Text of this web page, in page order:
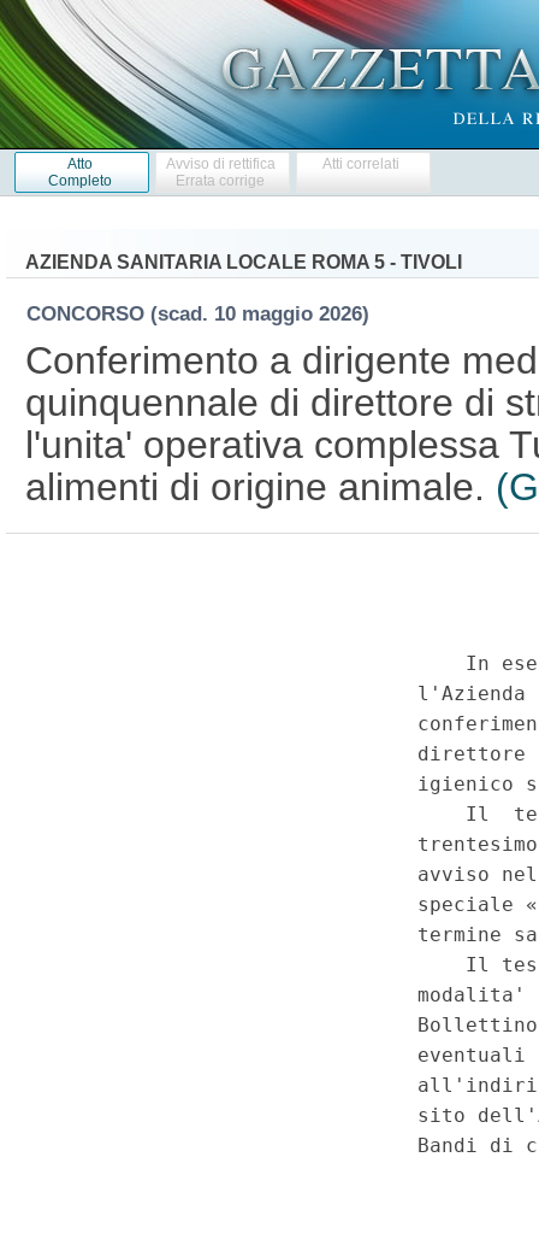
Atto
Completo
Avviso di rettifica
Errata corrige
Atti correlati
AZIENDA SANITARIA LOCALE ROMA 5 - TIVOLI
CONCORSO (scad. 10 maggio 2026)
Conferimento a dirigente
quinquennale di direttore di
l'unita' operativa complessa
alimenti di origine animale.